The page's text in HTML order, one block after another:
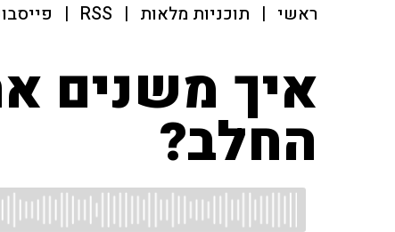
ראשי | תוכניות מלאות |
RSS
|
איך משנים
החלב?